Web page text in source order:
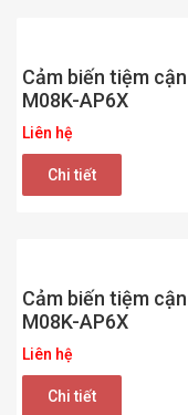
Cảm biến tiệm
M08K-AP6X
Liên hệ
Chi tiết
Cảm biến tiệm
M08K-AP6X
Liên hệ
Chi tiết